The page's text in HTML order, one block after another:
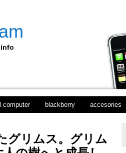
computer blackberry accesories
グリムス。グリム